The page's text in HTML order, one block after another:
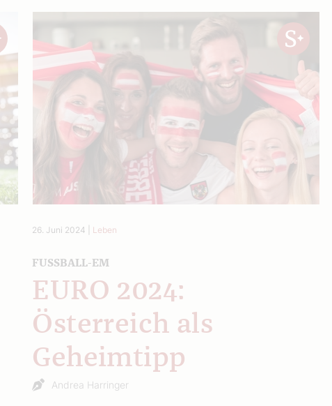
26. Juni 2024 Leben
FUSSBALL-EM
EURO 2024:
Österreich als
Geheimtipp
Andrea Harringer